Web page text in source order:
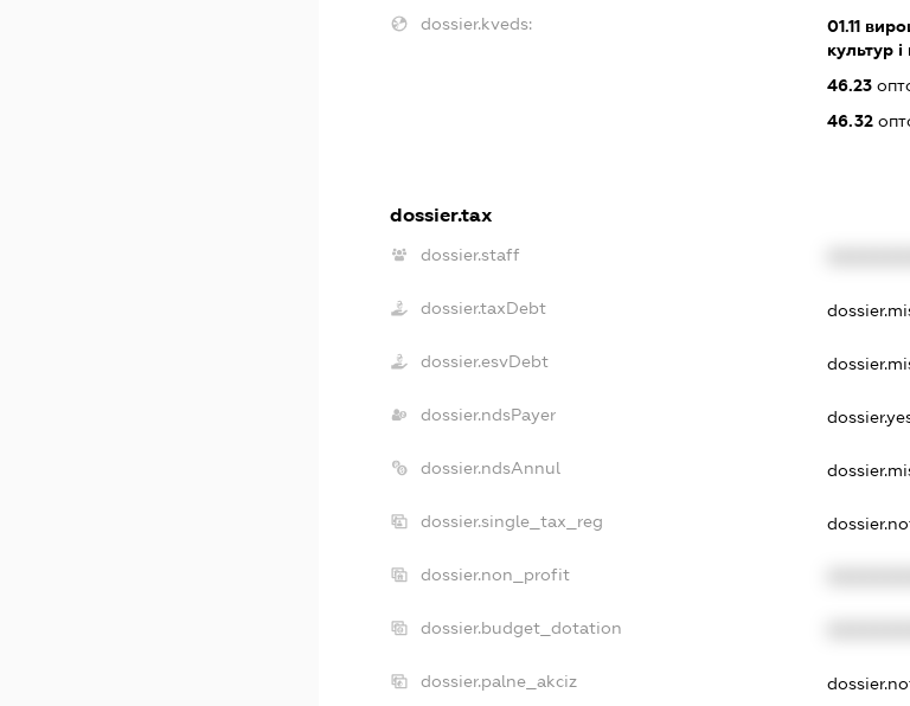
dossier.kveds: 01.11
культур
46.23
46.32
dossier.tax
dossier.staff
dossier.taxDebt
dossier.esvDebt
dossier.ndsPayer
dossier.ndsAnnul
dossier.single_tax_reg
dossier.non_profit
dossier.budget_dotation
dossier.palne_akciz